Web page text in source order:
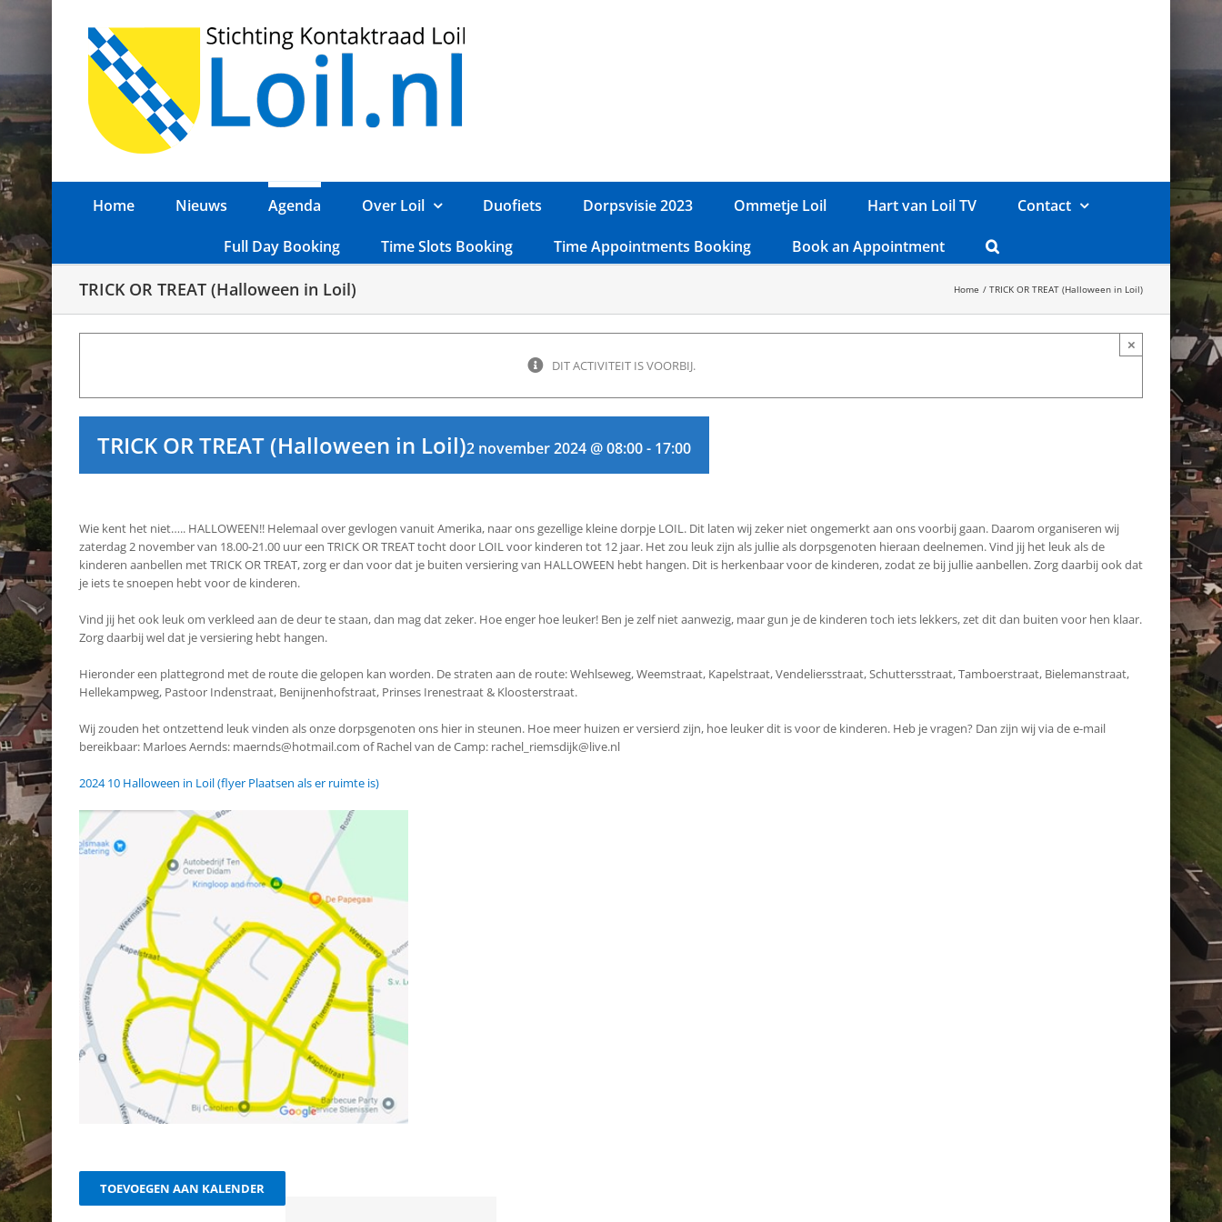
Home Nieuws Agenda Over Loil Duofiets Dorpsvisie 2023 Ommetje Loil Hart van Loil TV Contact
Full Day Booking Time Slots Booking Time Appointments Booking Book an Appointment
TRICK OR TREAT (Halloween in Loil) Home TRICK OR TREAT (Halloween in Loil)
DIT ACTIVITEIT IS VOORBIJ.
×
TRICK OR TREAT (Halloween in Loil)2 november 2024 @ 08:00- 17:00
Wie kent het niet….. HALLOWEEN!! Helemaal over gevlogen vanuit Amerika, naar ons gezellige kleine dorpje LOIL. Dit laten wij zeker niet ongemerkt aan ons voorbij gaan. Daarom organiseren wij
zaterdag 2 november van 18.00-21.00 uur een TRICK OR TREAT tocht door LOIL voor kinderen tot 12 jaar. Het zou leuk zijn als jullie als dorpsgenoten hieraan deelnemen. Vind jij het leuk als de
kinderen aanbellen met TRICK OR TREAT, zorg er dan voor dat je buiten versiering van HALLOWEEN hebt hangen. Dit is herkenbaar voor de kinderen, zodat ze bij jullie aanbellen. Zorg daarbij ook dat
je iets te snoepen hebt voor de kinderen.
Vind jij het ook leuk om verkleed aan de deur te staan, dan mag dat zeker. Hoe enger hoe leuker! Ben je zelf niet aanwezig, maar gun je de kinderen toch iets lekkers, zet dit dan buiten voor hen klaar.
Zorg daarbij wel dat je versiering hebt hangen.
Hieronder een plattegrond met de route die gelopen kan worden. De straten aan de route: Wehlseweg, Weemstraat, Kapelstraat, Vendeliersstraat, Schuttersstraat, Tamboerstraat, Bielemanstraat,
Hellekampweg, Pastoor Indenstraat, Benijnenhofstraat, Prinses Irenestraat & Kloosterstraat.
Wij zouden het ontzettend leuk vinden als onze dorpsgenoten ons hier in steunen. Hoe meer huizen er versierd zijn, hoe leuker dit is voor de kinderen. Heb je vragen? Dan zijn wij via de e-mail
bereikbaar: Marloes Aernds: maernds@hotmail.com of Rachel van de Camp: rachel_riemsdijk@live.nl
2024 10 Halloween in Loil (flyer Plaatsen als er ruimte is)
TOEVOEGEN AAN KALENDER